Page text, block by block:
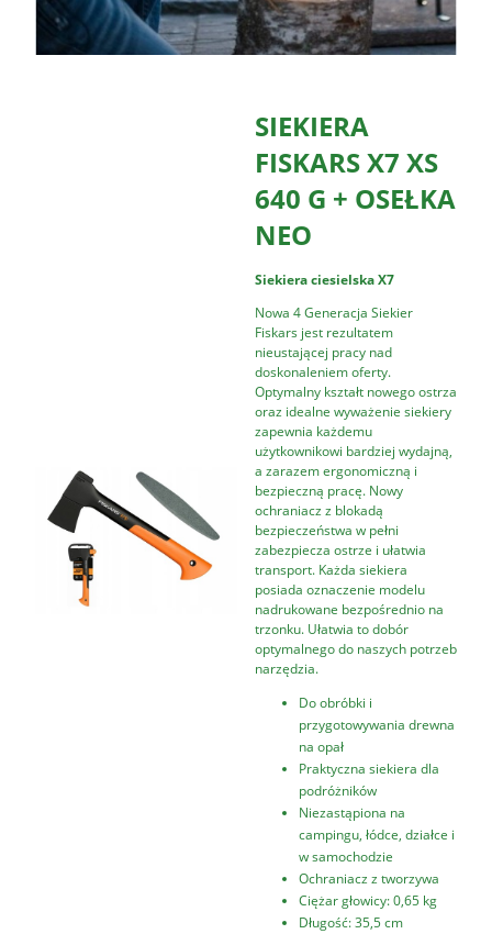
SIEKIERA
FISKARS X7 XS
640 G + OSEŁKA
NEO
Siekieraciesielska X7
Nowa 4 Generacja Siekier
Fiskars jest rezultatem
nieustającej pracy nad
doskonaleniem oferty.
Optymalny kształt nowego ostrza
oraz idealne wyważenie siekiery
zapewnia każdemu
użytkownikowi bardziej wydajną,
a zarazem ergonomiczną i
bezpieczną pracę. Nowy
ochraniacz z blokadą
bezpieczeństwa w pełni
zabezpiecza ostrze i ułatwia
transport. Każda siekiera
posiada oznaczenie modelu
nadrukowane bezpośrednio na
trzonku. Ułatwia to dobór
optymalnego do naszych potrzeb
narzędzia.
Do obróbki i
przygotowywania drewna
na opał
Praktyczna siekiera dla
podróżników
Niezastąpiona na
campingu, łódce, działce i
w samochodzie
Ochraniacz z tworzywa
Ciężar głowicy: 0,65 kg
Długość: 35,5 cm